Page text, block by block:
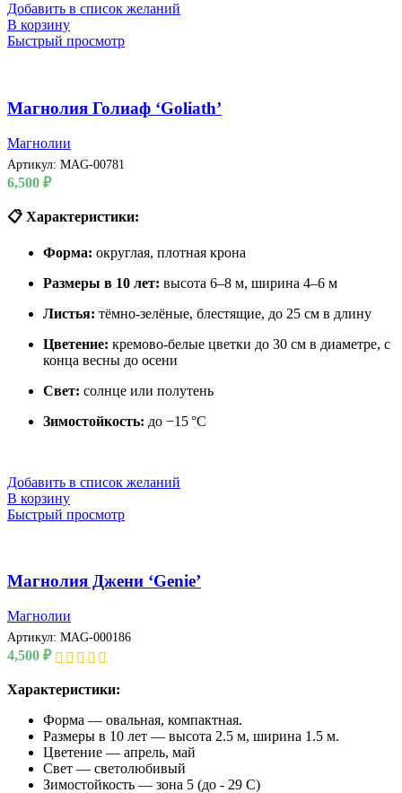
Добавить в список желаний
В корзину
Быстрый просмотр
Магнолия Голиаф ‘Goliath’
Магнолии
Артикул: MAG-00781
6,500 ₽
📋 Характеристики:
Форма: округлая, плотная крона
Размеры в 10 лет: высота 6–8 м, ширина 4–6 м
Листья: тёмно-зелёные, блестящие, до 25 см в длину
Цветение: кремово-белые цветки до 30 см в диаметре, с
конца весны до осени
Свет: солнце или полутень
Зимостойкость: до −15 °C
Добавить в список желаний
В корзину
Быстрый просмотр
Магнолия Джени ‘Genie’
Магнолии
Артикул: MAG-000186
4,500 ₽
Характеристики:
Форма — овальная, компактная.
Размеры в 10 лет — высота 2.5 м, ширина 1.5 м.
Цветение — апрель, май
Свет — светолюбивый
Зимостойкость — зона 5 (до - 29 С)